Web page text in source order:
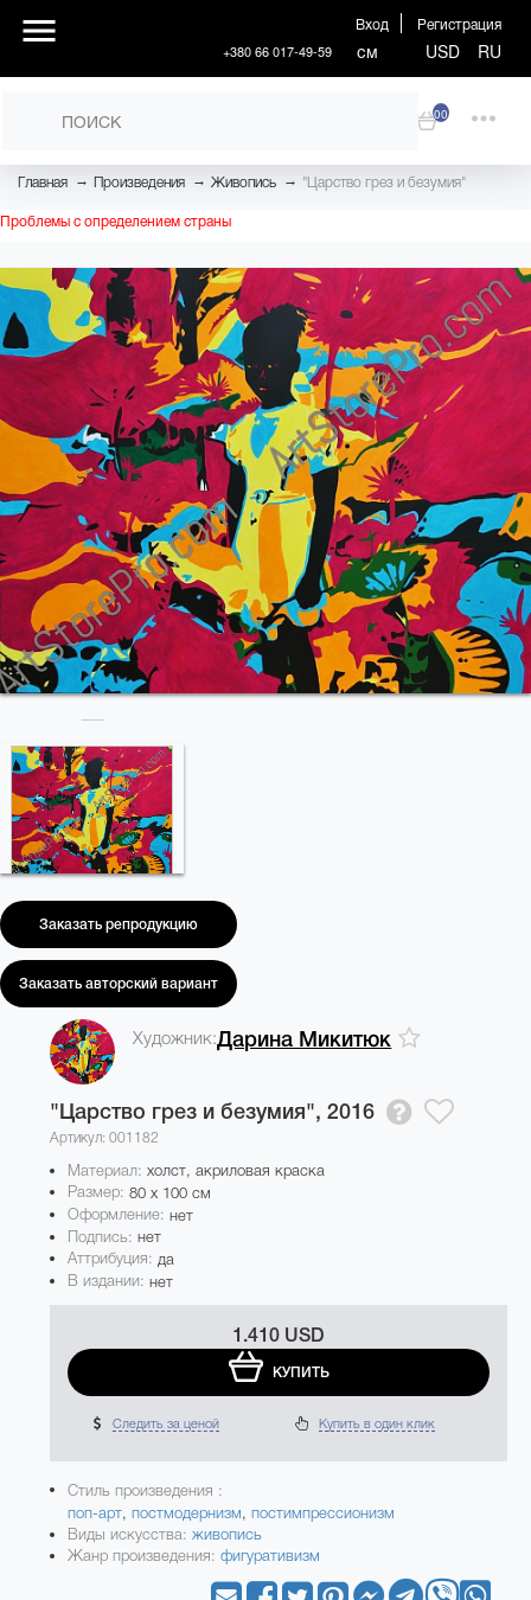
Вход Регистрация
+380 66 017-49-59 см USD RU
00
Главная → Произведения → Живопись → "Царство грез и безумия"
Проблемы с определением страны
Заказать репродукцию
Заказать авторский вариант
Художник:Дарина Микитюк
"Царство грез и безумия", 2016
Артикул: 001182
Материал: холст, акриловая краска
Размер: 80 x 100 см
Оформление:нет
Подпись:нет
Аттрибуция: да
В издании:нет
1.410 USD
КУПИТЬ
Следить за ценой Купить в один клик
Стиль произведения :
поп-арт,постмодернизм,постимпрессионизм
Виды искусства:живопись
Жанр произведения: фигуративизм